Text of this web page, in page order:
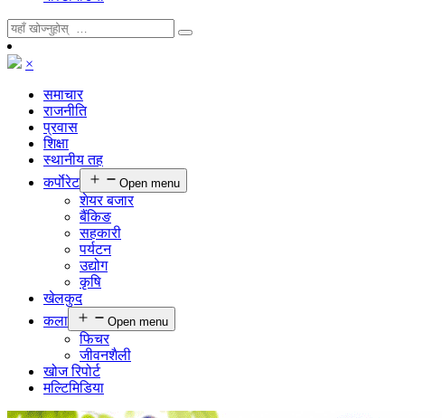
×
समाचार
राजनीति
प्रवास
शिक्षा
स्थानीय तह
कर्पाेरेट
Open menu
शेयर बजार
बैंकिङ
सहकारी
पर्यटन
उद्योग
कृषि
खेलकुद
कला
Open menu
फिचर
जीवनशैली
खोज रिपोर्ट
मल्टिमिडिया